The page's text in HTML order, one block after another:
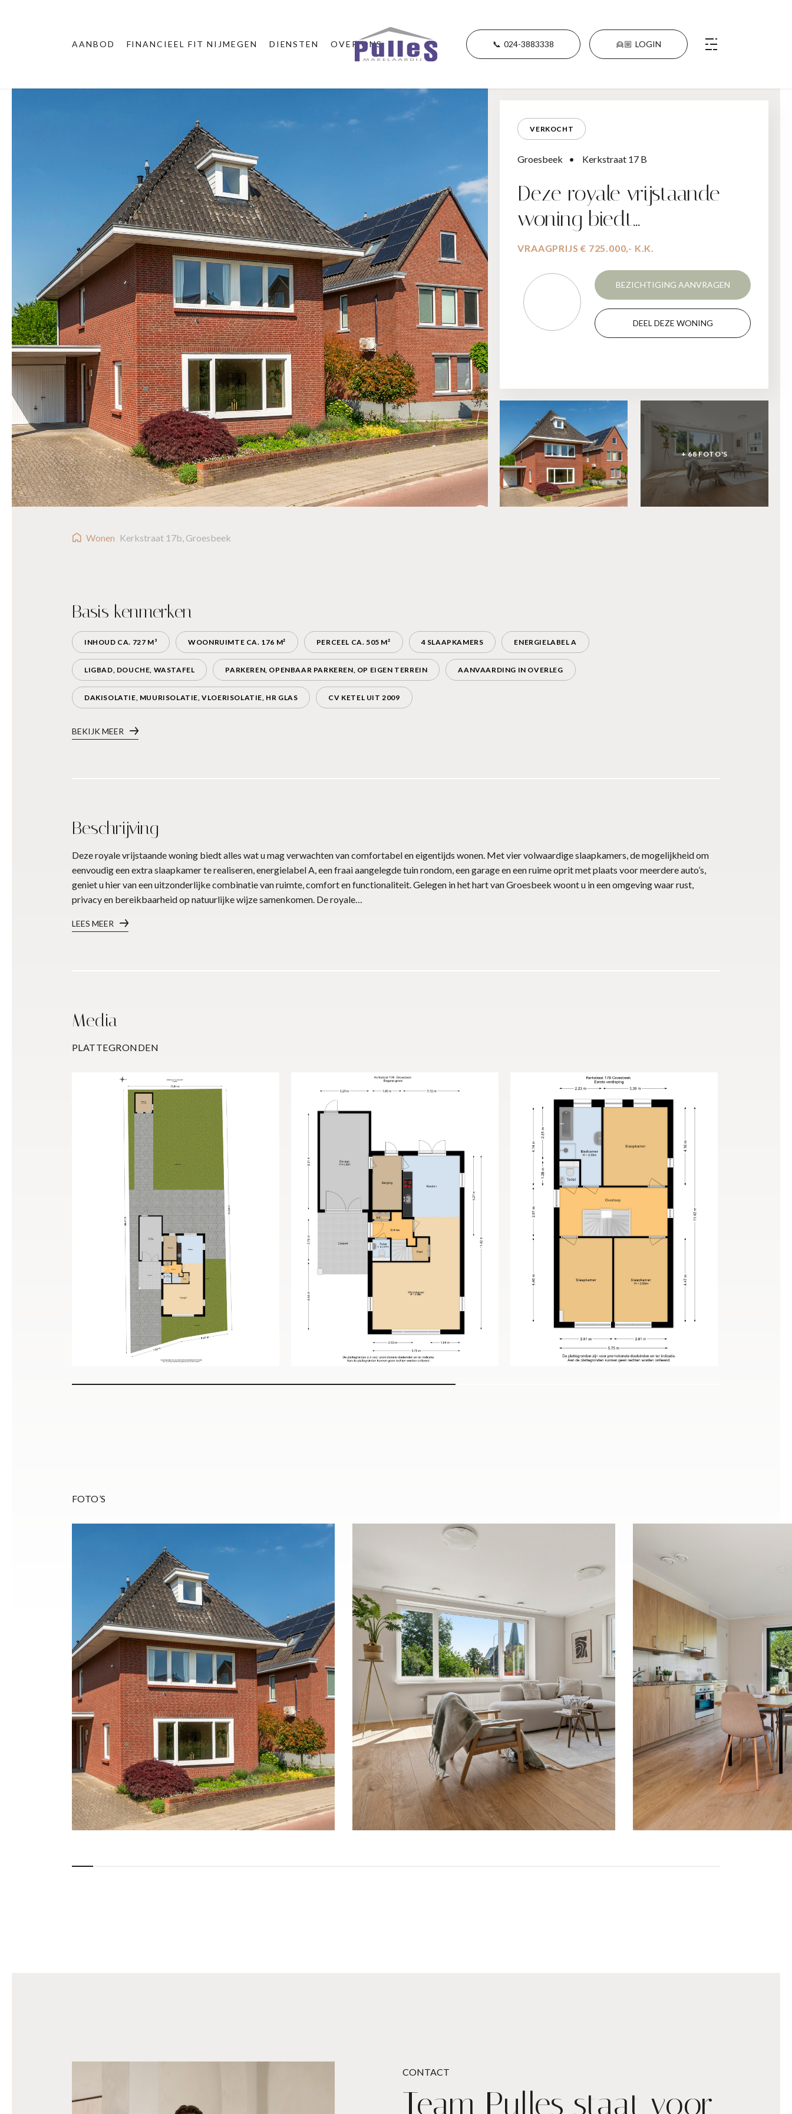
AANBOD FINANCIEEL FIT NIJMEGEN DIENSTEN OVER ONS 📞 024-3883338 👱🏼 LOGIN
VERKOCHT
Groesbeek Kerkstraat 17 B
Deze royale vrijstaande
woning biedt…
VRAAGPRIJS € 725.000,- K.K.
BEZICHTIGING AANVRAGEN
DEEL DEZE WONING
+ 68 FOTO'S
Wonen Kerkstraat 17b, Groesbeek
Basis kenmerken
INHOUD CA. 727 M³ WOONRUIMTE CA. 176 M² PERCEEL CA. 505 M² 4 SLAAPKAMERS ENERGIELABEL A
LIGBAD, DOUCHE, WASTAFEL PARKEREN, OPENBAAR PARKEREN, OP EIGEN TERREIN AANVAARDING IN OVERLEG
DAKISOLATIE, MUURISOLATIE, VLOERISOLATIE, HR GLAS CV KETEL UIT 2009
BEKIJK MEER
Beschrijving
Deze royale vrijstaande woning biedt alles wat u mag verwachten van comfortabel en eigentijds wonen. Met vier volwaardige slaapkamers, de mogelijkheid om
eenvoudig een extra slaapkamer te realiseren, energielabel A, een fraai aangelegde tuin rondom, een garage en een ruime oprit met plaats voor meerdere auto’s,
geniet u hier van een uitzonderlijke combinatie van ruimte, comfort en functionaliteit. Gelegen in het hart van Groesbeek woont u in een omgeving waar rust,
privacy en bereikbaarheid op natuurlijke wijze samenkomen. De royale…
LEES MEER
Media
PLATTEGRONDEN
FOTO’S
CONTACT
Team Pulles staat voor